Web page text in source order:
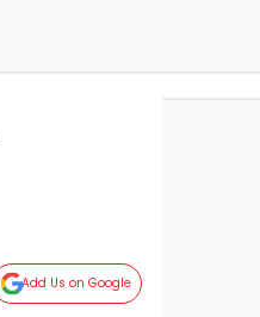
Add Us on Google